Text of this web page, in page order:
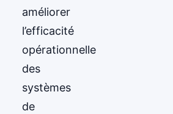
améliorer
l’efficacité
opérationnelle
des
systèmes
de